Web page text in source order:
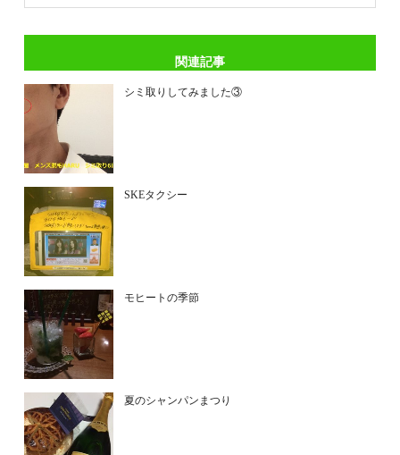
関連記事
シミ取りしてみました③
SKEタクシー
モヒートの季節
夏のシャンパンまつり